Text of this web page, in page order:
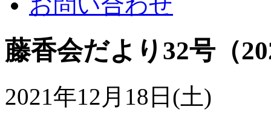
藤香会だより32号（
2021年12月18日(土)